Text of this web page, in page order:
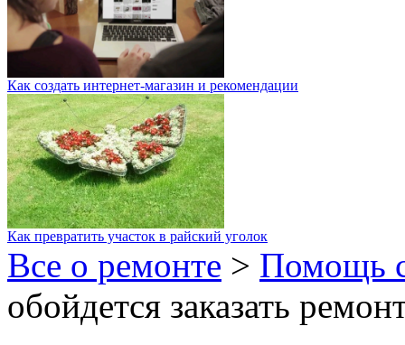
Как создать интернет-магазин и рекомендации
Как превратить участок в райский уголок
Все о ремонте > Помощь
обойдется заказать